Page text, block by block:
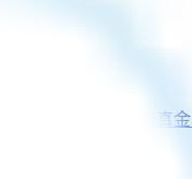
、USCG 2025 新规